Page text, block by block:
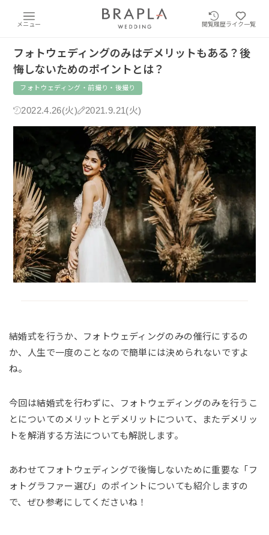
メニュー 閲覧履歴ライク一覧
フォトウェディングのみはデメリットもある？後
悔しないためのポイントとは？
フォトウェディング・前撮り・後撮り
2022.4.26(火) 2021.9.21(火)
結婚式を行うか、フォトウェディングのみの催行にするの
か、人生で一度のことなので簡単には決められないですよ
ね。
今回は結婚式を行わずに、フォトウェディングのみを行うこ
とについてのメリットとデメリットについて、またデメリッ
トを解消する方法についても解説します。
あわせてフォトウェディングで後悔しないために重要な「フ
ォトグラファー選び」のポイントについても紹介しますの
で、ぜひ参考にしてくださいね！